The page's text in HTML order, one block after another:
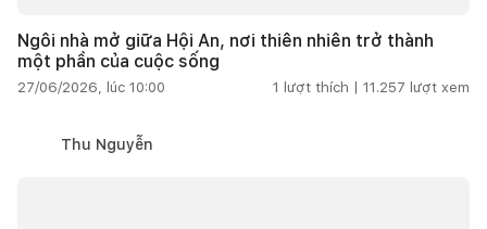
Ngôi nhà mở giữa Hội An, nơi thiên nhiên trở thành
một phần của cuộc sống
27/06/2026, lúc 10:00 1 lượt thích | 11.257 lượt xem
Thu Nguyễn